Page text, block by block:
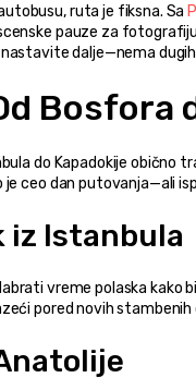
ruta je fiksna. Sa
pauze za
dalje—nema
Bosfora
do Kapadokije obično
je ceo dan putovanja—ali
iz Istanbula
vreme polaska kako
pored novih